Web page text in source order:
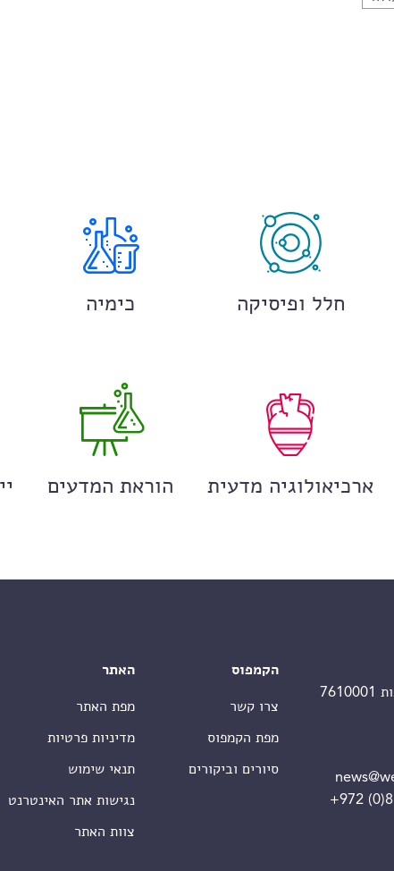
חלל ופיסיקה כימיה
ארכיאולוגיה מדעית הוראת המדעים
+972
הקמפוס
צרו קשר
מפת הקמפוס
סיורים וביקורים
האתר
מפת האתר
מדיניות פרטיות
תנאי שימוש
נגישות אתר האינטרנט
צוות האתר